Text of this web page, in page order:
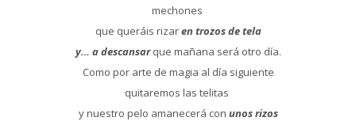
mechones
que queráis rizaren trozos de tela
y… a descansarque mañana será otro día.
Como por arte de magia al día siguiente
quitaremos las telitas
y nuestro pelo amanecerá con unos rizos